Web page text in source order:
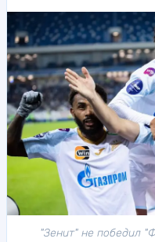
"Зенит" не победил